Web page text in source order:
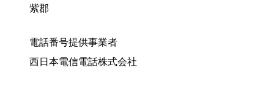
紫郡
電話番号提供事業者
西日本電信電話株式会社